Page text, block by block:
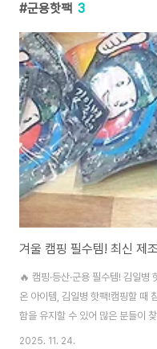
군용핫팩 3
🔥 캠핑·등산·군용 필수템! 김일
온 아이템, 김일병 핫팩!캠핑할 때
함을 유지할 수 있어 많은 분들이
제품인 만큼방한 성능·지속력·안
2025. 11. 24.